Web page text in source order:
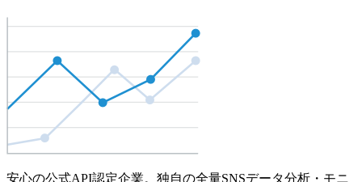
安心の公式API認定企業。独自の全量SNSデータ分析・モニ